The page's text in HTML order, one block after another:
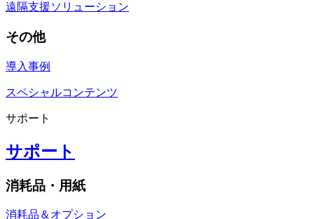
遠隔支援ソリューション
その他
導入事例
スペシャルコンテンツ
サポート
サポート
消耗品・用紙
消耗品＆オプション